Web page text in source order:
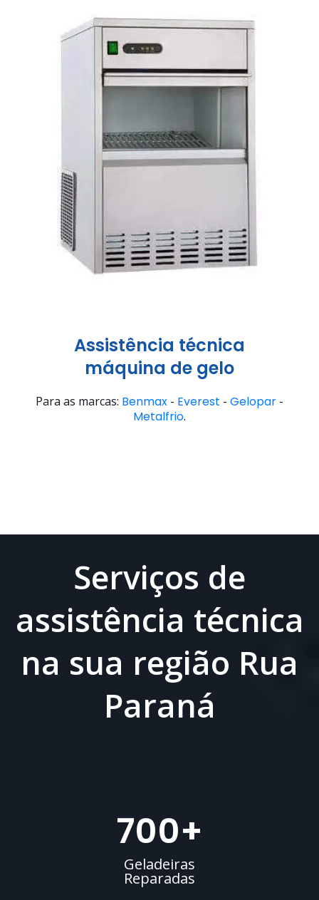
Assistência técnica
máquina de gelo
Para as marcas: Benmax - Everest - Gelopar -
Metalfrio.
Serviços de
assistência técnica
na sua região Rua
Paraná
700+
Geladeiras
Reparadas